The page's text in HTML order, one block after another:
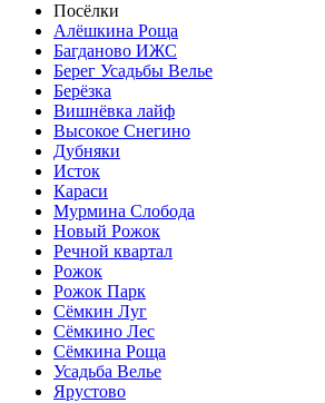
Посёлки
Алёшкина Роща
Багданово ИЖС
Берег Усадьбы Велье
Берёзка
Вишнёвка лайф
Высокое Снегино
Дубняки
Исток
Караси
Мурмина Слобода
Новый Рожок
Речной квартал
Рожок
Рожок Парк
Сёмкин Луг
Сёмкино Лес
Сёмкина Роща
Усадьба Велье
Ярустово